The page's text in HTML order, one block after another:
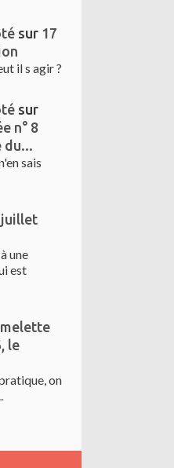
sur 17
il s agir ?
sur
n° 8
du...
sais
juillet
une
est
le
on